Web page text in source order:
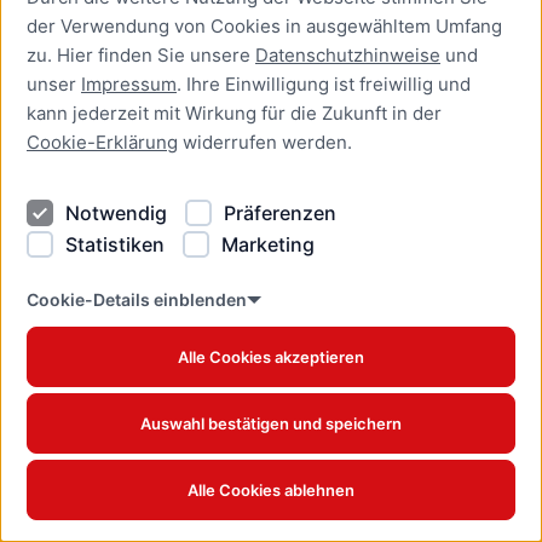
der Verwendung von Cookies in ausgewähltem Umfang
zu. Hier finden Sie unsere Datenschutzhinweise und
unser Impressum. Ihre Einwilligung ist freiwillig und
kann jederzeit mit Wirkung für die Zukunft in der
Cookie-Erklärung widerrufen werden.
Notwendig
Präferenzen
Statistiken
Marketing
Cookie-Details einblenden
Alle Cookies akzeptieren
Auswahl bestätigen und speichern
Alle Cookies ablehnen
Beamtenverhältnis bei
einem deutschen
Dienstherrn verlängern
Online-Dienst
Aufenthaltserlaubnis zur
Studium oder zum
Teilzeitstudium beantragen
Online-Dienst
Beschäftigung als Fachkraft
Ausbildung beantragen
Online-Dienst
Aufenthaltserlaubnis zur